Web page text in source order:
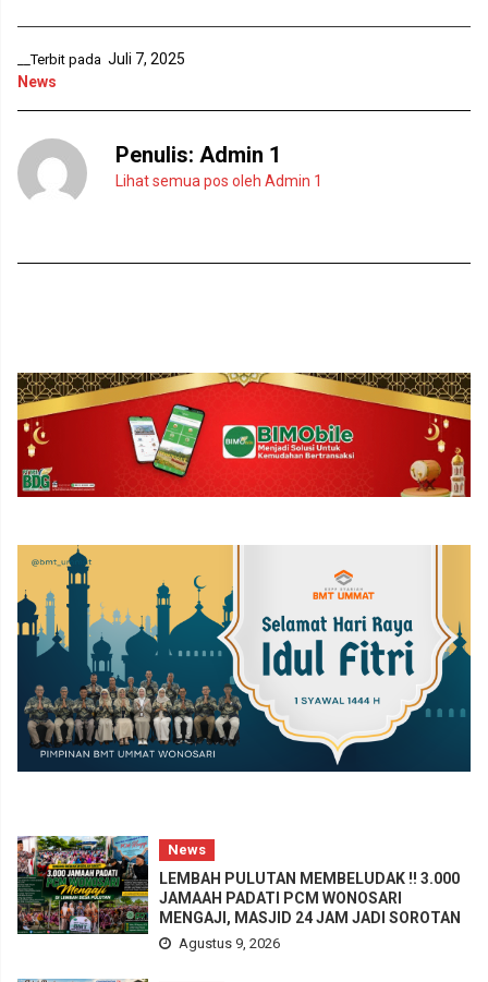
b
r
n
b
)
__Terbit pada Juli 7, 2025
News
Penulis: Admin 1
Lihat semua pos oleh Admin 1
News
LEMBAH PULUTAN MEMBELUDAK !! 3.000
JAMAAH PADATI PCM WONOSARI
MENGAJI, MASJID 24 JAM JADI SOROTAN
Agustus 9, 2026